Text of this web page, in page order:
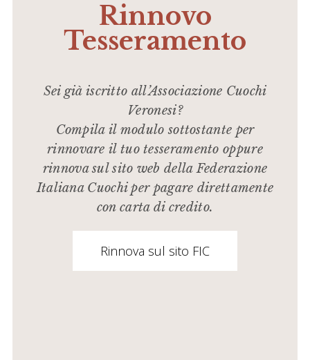
Rinnovo
Tesseramento
Sei già iscritto all’Associazione Cuochi
Veronesi?
Compila il modulo sottostante per
rinnovare il tuo tesseramento oppure
rinnova sul sito web della Federazione
Italiana Cuochi per pagare direttamente
con carta di credito.
Rinnova sul sito FIC